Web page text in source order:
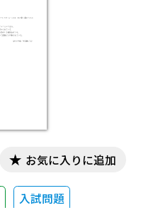
入試問題
お気に入りに追加